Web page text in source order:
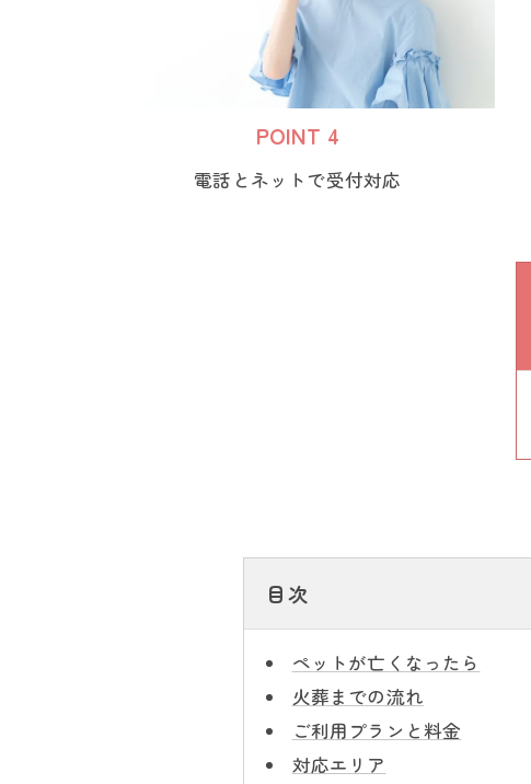
POINT 4
電話とネットで受付対応
目次
ペットが亡くなったら
火葬までの流れ
ご利用プランと料金
対応エリア